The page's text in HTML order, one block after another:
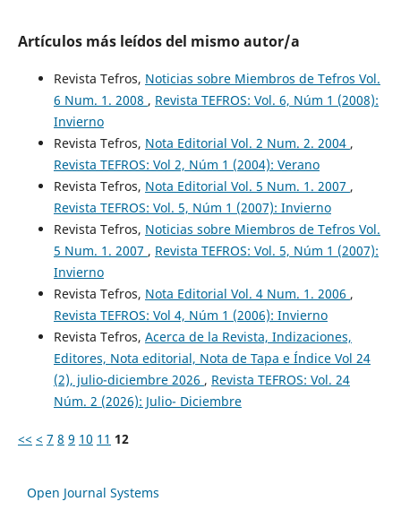
Artículos más leídos del mismo autor/a
Revista Tefros, Noticias sobre Miembros de Tefros Vol.
6 Num. 1. 2008 , Revista TEFROS: Vol. 6, Núm 1 (2008):
Invierno
Revista Tefros, Nota Editorial Vol. 2 Num. 2. 2004 ,
Revista TEFROS: Vol 2, Núm 1 (2004): Verano
Revista Tefros, Nota Editorial Vol. 5 Num. 1. 2007 ,
Revista TEFROS: Vol. 5, Núm 1 (2007): Invierno
Revista Tefros, Noticias sobre Miembros de Tefros Vol.
5 Num. 1. 2007 , Revista TEFROS: Vol. 5, Núm 1 (2007):
Invierno
Revista Tefros, Nota Editorial Vol. 4 Num. 1. 2006 ,
Revista TEFROS: Vol 4, Núm 1 (2006): Invierno
Revista Tefros, Acerca de la Revista, Indizaciones,
Editores, Nota editorial, Nota de Tapa e Índice Vol 24
(2), julio-diciembre 2026 , Revista TEFROS: Vol. 24
Núm. 2 (2026): Julio- Diciembre
<< < 7 8 9 10 11 12
Open Journal Systems